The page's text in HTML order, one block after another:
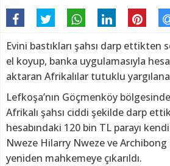
Evini bastıkları şahsı darp
el koyup, banka uygulamasıyla
aktaran Afrikalılar tutuklu
Lefkoşa’nın Göçmenköy
Afrikalı şahsı ciddi şekilde darp
hesabındaki 120 bin TL parayı
Nweze Hilarry Nweze ve
yeniden mahkemeye çıkarıldı.